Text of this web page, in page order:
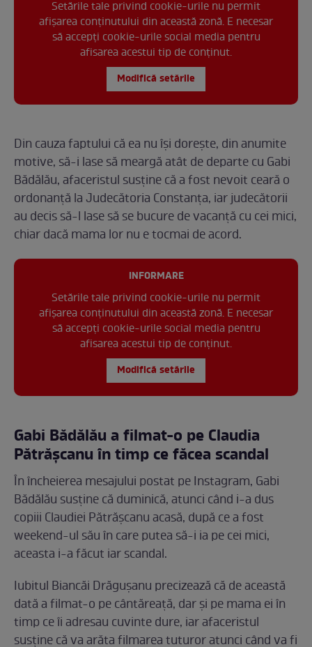
Setările tale privind cookie-urile nu permit
afișarea conținutului din această zonă. E necesar
să accepți cookie-urile social media pentru
afisarea acestui tip de conținut.
Modifică setările
Din cauza faptului că ea nu își dorește, din anumite
motive, să-i lase să meargă atât de departe cu Gabi
Bădălău, afaceristul susține că a fost nevoit ceară o
ordonanță la Judecătoria Constanța, iar judecătorii
au decis să-l lase să se bucure de vacanță cu cei mici,
chiar dacă mama lor nu e tocmai de acord.
INFORMARE
Setările tale privind cookie-urile nu permit
afișarea conținutului din această zonă. E necesar
să accepți cookie-urile social media pentru
afisarea acestui tip de conținut.
Modifică setările
Gabi Bădălău a filmat-o pe Claudia
Pătrășcanu în timp ce făcea scandal
În încheierea mesajului postat pe Instagram, Gabi
Bădălău susține că duminică, atunci când i-a dus
copiii Claudiei Pătrășcanu acasă, după ce a fost
weekend-ul său în care putea să-i ia pe cei mici,
aceasta i-a făcut iar scandal.
Iubitul Biancăi Drăgușanu precizează că de această
dată a filmat-o pe cântăreață, dar și pe mama ei în
timp ce îi adresau cuvinte dure, iar afaceristul
susține că va arăta filmarea tuturor atunci când va fi